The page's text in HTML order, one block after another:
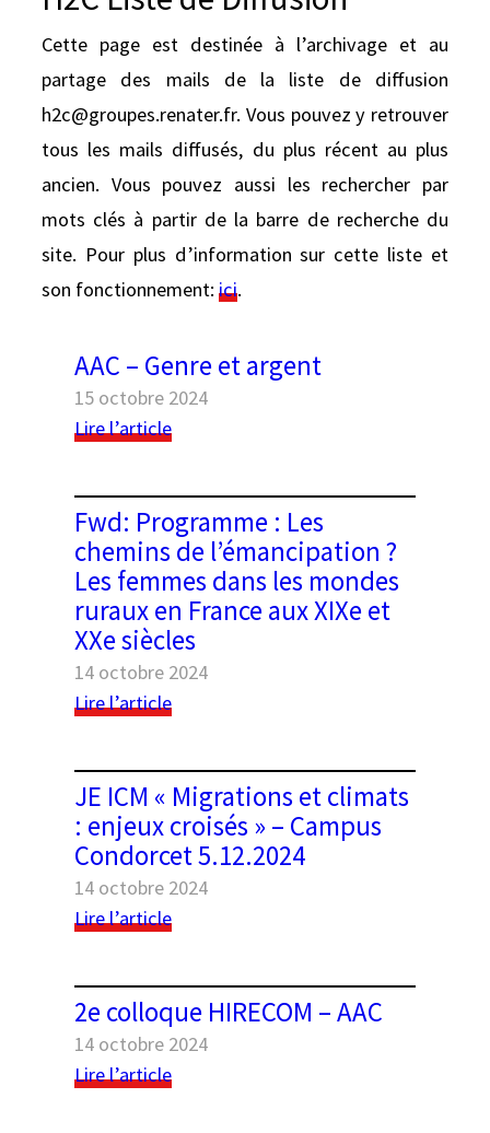
r
Black geometric seamless patterns set on a
Cette page est destinée à l’archivage et au
partage des mails de la liste de diffusion
h2c@groupes.renater.fr. Vous pouvez y retrouver
tous les mails diffusés, du plus récent au plus
ancien. Vous pouvez aussi les rechercher par
mots clés à partir de la barre de recherche du
site. Pour plus d’information sur cette liste et
son fonctionnement: ici.
AAC – Genre et argent
15 octobre 2024
Lire l’article:
Genre
et
argent
Fwd: Programme : Les
chemins de l’émancipation ?
Les femmes dans les mondes
ruraux en France aux XIXe et
XXe siècles
14 octobre 2024
Lire l’article:
:
Les
chemins
de
l’émancipation
?
Les
dans
les
mondes
ruraux
en
JE ICM « Migrations et climats
: enjeux croisés » – Campus
Condorcet 5.12.2024
14 octobre 2024
Lire l’article:
« Migrations
et
climats
:
2e colloque HIRECOM – AAC
14 octobre 2024
Lire l’article: